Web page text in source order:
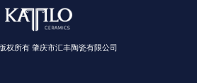
权所有 肇庆市汇丰陶瓷有限公司